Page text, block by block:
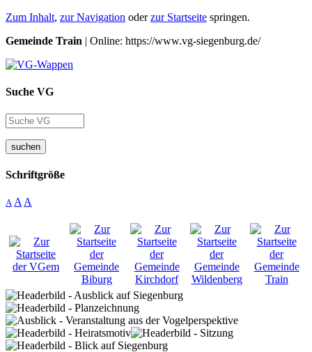
Zum Inhalt, zur Navigation oderzur Startseite springen.
Gemeinde Train | Online: https://www.vg-siegenburg.de/
Suche VG
suchen
Schriftgröße
A A A